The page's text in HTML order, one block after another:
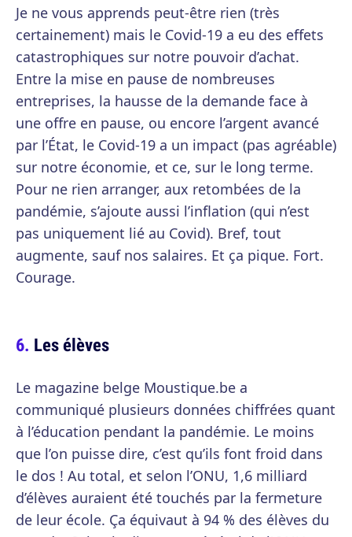
Je ne vous apprends peut-être rien (très
certainement) mais le Covid-19 a eu des effets
catastrophiques sur notre pouvoir d’achat.
Entre la mise en pause de nombreuses
entreprises, la hausse de la demande face à
une offre en pause, ou encore l’argent avancé
par l’État, le Covid-19 a un impact (pas agréable)
sur notre économie, et ce, sur le long terme.
Pour ne rien arranger, aux retombées de la
pandémie, s’ajoute aussi l’inflation (qui n’est
pas uniquement lié au Covid). Bref, tout
augmente, sauf nos salaires. Et ça pique. Fort.
Courage.
Les élèves
Le magazine belge Moustique.be a
communiqué plusieurs données chiffrées quant
à l’éducation pendant la pandémie. Le moins
que l’on puisse dire, c’est qu’ils font froid dans
le dos ! Au total, et selon l’ONU, 1,6 milliard
d’élèves auraient été touchés par la fermeture
de leur école. Ça équivaut à 94 % des élèves du